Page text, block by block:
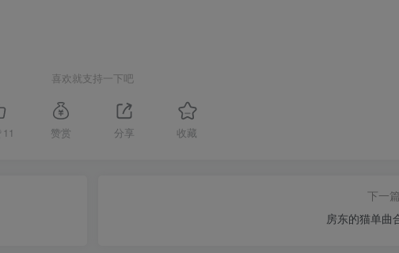
喜欢就支持一下吧
11 赞赏 分享 收藏
下一
房东的猫单曲